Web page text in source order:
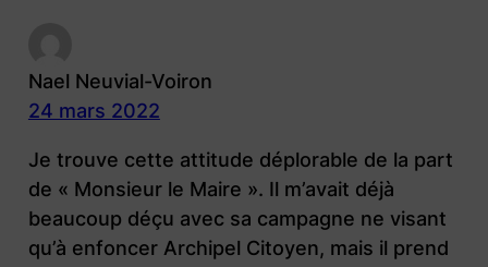
Nael Neuvial-Voiron
24 mars 2022
Je trouve cette attitude déplorable de la part
de « Monsieur le Maire ». Il m’avait déjà
beaucoup déçu avec sa campagne ne visant
qu’à enfoncer Archipel Citoyen, mais il prend